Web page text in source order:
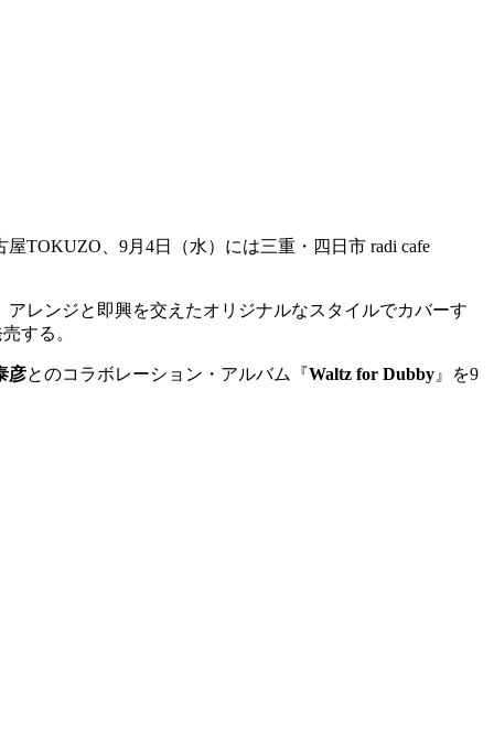
屋TOKUZO 9月 4日（水）には三重・四日市 radi cafe
レンジと即興を交えたオリジナルなスタイルでカバーす
する。
彦とのコラボレーション・アルバム『Waltz for Dubby 』を9